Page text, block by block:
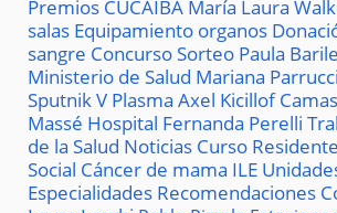
Premios CUCAIBA María Laura
salas Equipamiento organos
sangre ConcursoSorteo Paula Barile
Ministerio de Salud Mariana Parrucci
Sputnik V Plasma Axel KicillofCamas
Massé Hospital Fernanda Perelli
de la Salud Noticias Curso
Social Cáncer de mama ILE
Especialidades Recomendaciones